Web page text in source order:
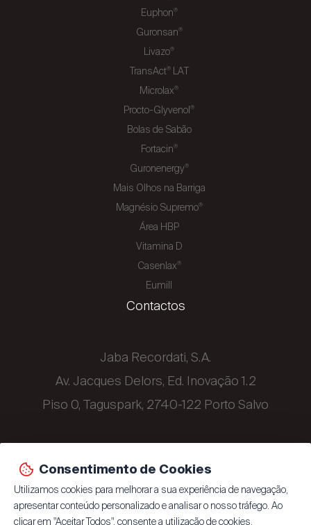
Euphon®
Guronsan®
Livazo®
TransAct®LAT
Microlax®
Procto-Glyvenol®
Bolas de Sabão
Fortacin®
Guronenergy®
Mais Olhos na Barriga
Magnésio Supremo®
Área HBP
Vitamina D
Casenlax®
Eumill
Contactos
Jaba Recordati, S.A.
Av. Jacques Delors, Ed. Inovação 1.2
Piso 0, Taguspark, 2740-122 Porto Salvo
Consentimento de Cookies
Utilizamos cookies para melhorar a sua experiência de navegação,
apresentar conteúdo personalizado e analisar o nosso tráfego. Ao
clicar em "Aceitar Todos", consente a utilização de cookies.